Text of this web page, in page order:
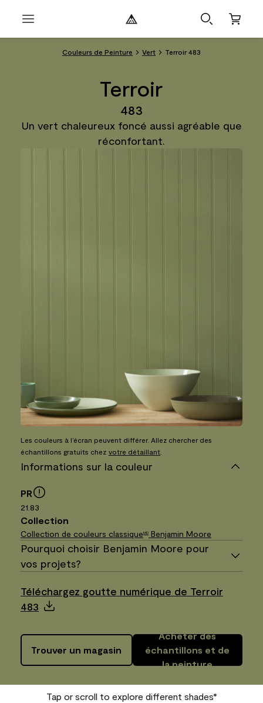
Couleurs de Peinture Vert Terroir 483
Terroir
483
Un vert chaleureux foncé aussi agréable que
réconfortant.
Les couleurs à l’écran peuvent différer. Allez chercher des
échantillons gratuits chez votre détaillant
Informations sur la couleur
PR
21.83
Collection
Collection de couleurs classiqueMD Benjamin Moore
Pourquoi choisir Benjamin Moore pour
vos projets?
Téléchargez goutte numérique de Terroir
483
Trouver un magasin
Acheter des
échantillons et de
la peinture
Tap or scroll to explore different shades*